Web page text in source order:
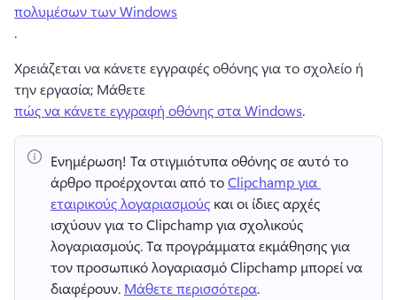
πολυμέσων των Windows
.
Χρειάζεται να κάνετε εγγραφές οθόνης για το σχολείο ή
την εργασία; Μάθετε
πώς να κάνετε εγγραφή οθόνης στα Windows.
Ενημέρωση! Τα στιγμιότυπα οθόνης σε αυτό το
άρθρο προέρχονται από το Clipchamp για
εταιρικούς λογαριασμούς και οι ίδιες αρχές
ισχύουν για το Clipchamp για σχολικούς
λογαριασμούς. Τα προγράμματα εκμάθησης για
τον προσωπικό λογαριασμό Clipchamp μπορεί να
διαφέρουν. Μάθετε περισσότερα.